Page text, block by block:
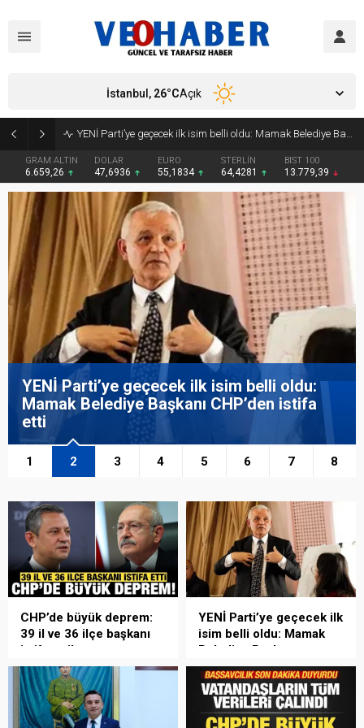
YENİ Parti’ye geçecek ilk isim belli oldu: Mamak Belediye Başkanı CHP’den istifa etti
GRAM ALTIN
6.659,26
DOLAR
47,6936
EURO
55,1834
STERLİN
64,4281
BIST 100
13.779,39
İstanbul, 26°CAçık
YENİ Parti’ye geçecek ilk isim belli oldu:
Mamak Belediye Başkanı CHP’den istifa
etti
1 2 3 4 5 6 7 8
CHP’de büyük deprem:
39 il ve 36 ilçe başkanı
istifa etti!
CHP İstanbul'da büyük istifa
dalgası yaşandı. CHP Genel
Başkan Kemal Kılıçdaroğlu
yönetiminin görevden alıp
YENİ Parti’ye geçecek ilk
isim belli oldu: Mamak
Belediye Başkanı
CHP’den istifa etti
Ankara'da YENİ Parti'ye
geçeceği konuşulan Mamak
Belediye Başkanı Veli